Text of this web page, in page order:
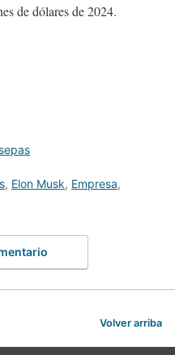
de dólares de 2024.
, Elon Musk, Empresa,
Volver arriba